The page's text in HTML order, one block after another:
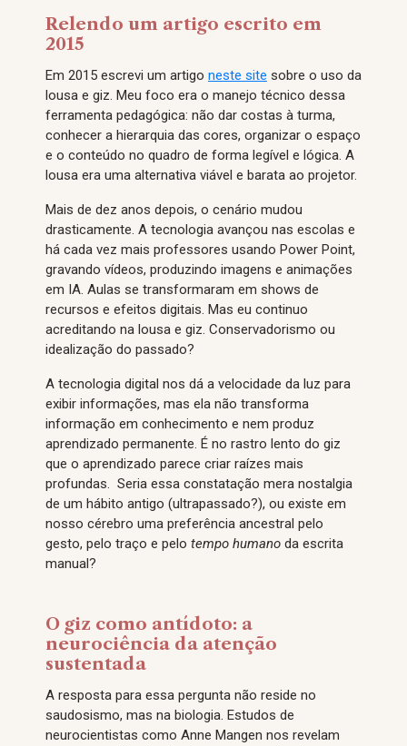
Relendo um artigo escrito em
2015
Em 2015 escrevi um artigo neste site sobre o uso da
lousa e giz. Meu foco era o manejo técnico dessa
ferramenta pedagógica: não dar costas à turma,
conhecer a hierarquia das cores, organizar o espaço
e o conteúdo no quadro de forma legível e lógica. A
lousa era uma alternativa viável e barata ao projetor.
Mais de dez anos depois, o cenário mudou
drasticamente. A tecnologia avançou nas escolas e
há cada vez mais professores usando Power Point,
gravando vídeos, produzindo imagens e animações
em IA. Aulas se transformaram em shows de
recursos e efeitos digitais. Mas eu continuo
acreditando na lousa e giz. Conservadorismo ou
idealização do passado?
A tecnologia digital nos dá a velocidade da luz para
exibir informações, mas ela não transforma
informação em conhecimento e nem produz
aprendizado permanente. É no rastro lento do giz
que o aprendizado parece criar raízes mais
profundas. Seria essa constatação mera nostalgia
de um hábito antigo (ultrapassado?), ou existe em
nosso cérebro uma preferência ancestral pelo
gesto, pelo traço e pelo tempo humano da escrita
manual?
O giz como antídoto: a
neurociência da atenção
sustentada
A resposta para essa pergunta não reside no
saudosismo, mas na biologia. Estudos de
neurocientistas como Anne Mangen nos revelam